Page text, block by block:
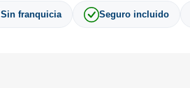
Sin franquicia Seguro incluido